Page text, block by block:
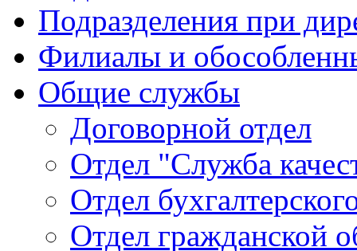
Подразделения при
Филиалы и
Общие службы
Договорной отдел
Отдел "Служба
Отдел
Отдел гражданской